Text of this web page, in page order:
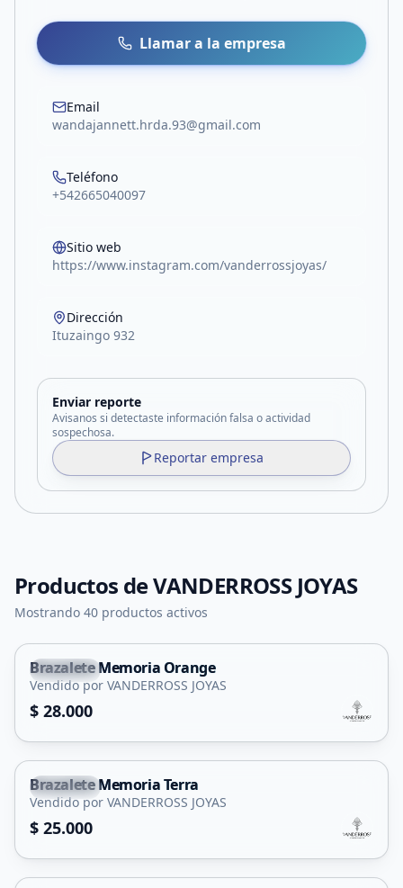
Llamar a la empresa
Email
wandajannett.hrda.93@gmail.com
Teléfono
+542665040097
Sitio web
https://www.instagram.com/vanderrossjoyas/
Dirección
Ituzaingo 932
Enviar reporte
Avisanos si detectaste información falsa o actividad
sospechosa.
Reportar empresa
Productos deVANDERROSS JOYAS
Mostrando 40 productos activos
Capital
Brazalete Memoria Orange
Vendido por VANDERROSS JOYAS
$ 28.000
Capital
Brazalete Memoria Terra
Vendido por VANDERROSS JOYAS
$ 25.000